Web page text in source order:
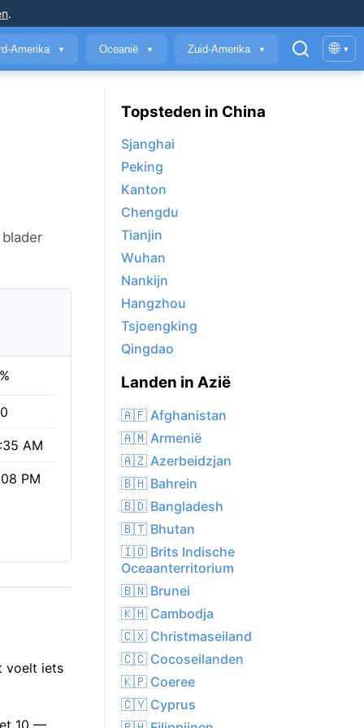
.
Amerika ▼ Oceanië ▼ Zuid-Amerika ▼ 🌐 ▾
AM
PM
voelt iets
Topsteden in China
Sjanghai
Peking
Kanton
Chengdu
Tianjin
Wuhan
Nankijn
Hangzhou
Tsjoengking
Qingdao
Landen in Azië
🇦🇫 Afghanistan
🇦🇲 Armenië
🇦🇿 Azerbeidzjan
🇧🇭 Bahrein
🇧🇩 Bangladesh
🇧🇹 Bhutan
🇮🇴 Brits Indische
Oceaanterritorium
🇧🇳 Brunei
🇰🇭 Cambodja
🇨🇽 Christmaseiland
🇨🇨 Cocoseilanden
🇰🇵 Coeree
🇨🇾 Cyprus